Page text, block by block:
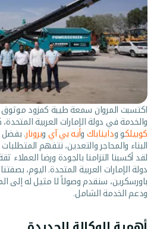
اكتسبت المروان سمعة طيبة كمزود موثوق
والخدمة في دولة الإمارات العربية
كوبيلكو ودايناباك وأيه بي آي وبرونار. بفضل
البناء والمحاجر والتعدين، نتفهم
لقد أكسبنا التزامنا بالجودة ورضا العملاء
دولة الإمارات العربية المتحدة. اليوم،
باورسكرين، سنقدم وصولاً لا مثيل له إلى
ودعم الخدمة الشامل.